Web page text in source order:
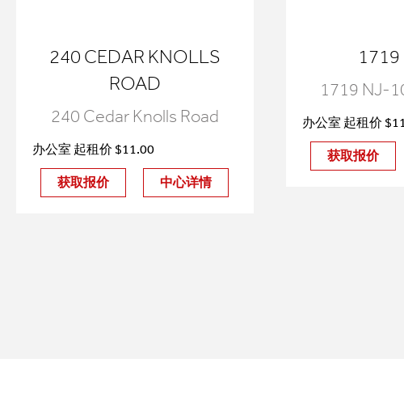
240 CEDAR KNOLLS
ROAD
240 Cedar Knolls Road
办公室 起租价 $11.00
获取报价 中心详情
1719
1719 NJ-
办公室 起租价
获取报价